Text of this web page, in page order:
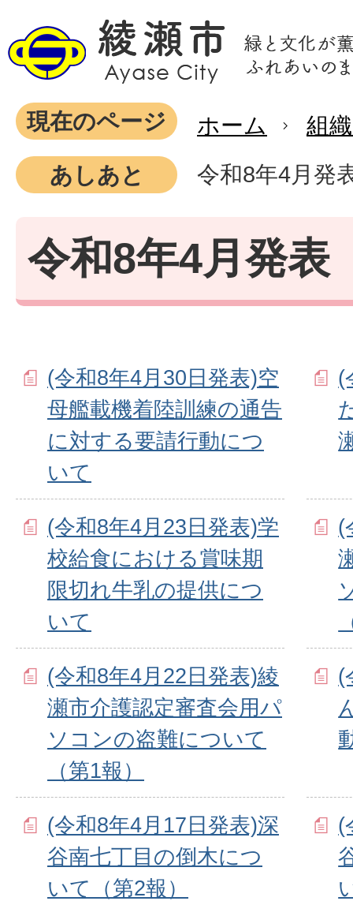
現在のページ ホーム
組
あしあと
令和8年4月発
令和8年4月発表
(令和8年4月30日発表)空
母艦載機着陸訓練の通告
に対する要請行動につ
いて
(
(令和8年4月23日発表)学
校給食における賞味期
限切れ牛乳の提供につ
いて
(
(令和8年4月22日発表)綾
瀬市介護認定審査会用パ
ソコンの盗難について
（第1報）
(
(令和8年4月17日発表)深
谷南七丁目の倒木につ
いて（第2報）
(